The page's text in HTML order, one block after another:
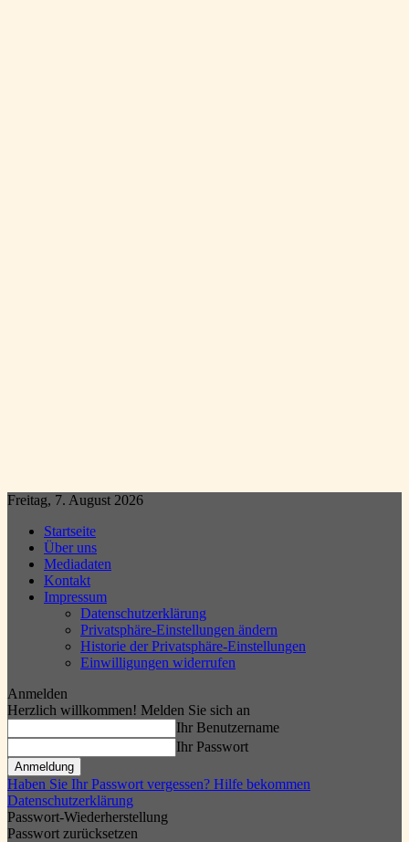
Freitag, 7. August 2026
Startseite
Über uns
Mediadaten
Kontakt
Impressum
Datenschutzerklärung
Privatsphäre-Einstellungen ändern
Historie der Privatsphäre-Einstellungen
Einwilligungen widerrufen
Anmelden
Herzlich willkommen! Melden Sie sich an
Ihr Benutzername
Ihr Passwort
Haben Sie Ihr Passwort vergessen? Hilfe bekommen
Datenschutzerklärung
Passwort-Wiederherstellung
Passwort zurücksetzen